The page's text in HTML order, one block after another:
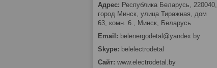
Республика Беларусь, 220040,
город Минск, улица Тиражная, дом
63, комн. 6., Минск, Беларусь
belenergodetal@yandex.by
belelectrodetal
www.electrodetal.by